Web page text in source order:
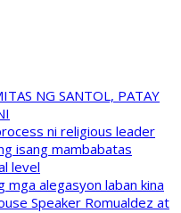
NG SANTOL, PATAY
ni religious leader
isang mambabatas
level
mga alegasyon laban kina
Speaker Romualdez at